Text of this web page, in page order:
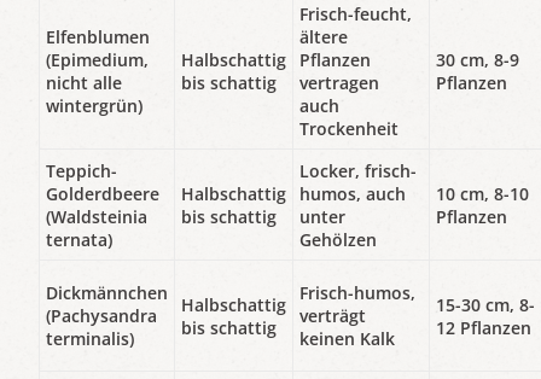
Elfenblumen
(Epimedium,
nicht alle
wintergrün)
Halbschattig
bis schattig
Frisch-feucht,
ältere
Pflanzen
vertragen
auch
Trockenheit
30 cm, 8-9
Pflanzen
Teppich-
Golderdbeere
(Waldsteinia
ternata)
Halbschattig
bis schattig
Locker, frisch-
humos, auch
unter
Gehölzen
10 cm, 8-10
Pflanzen
Dickmännchen
(Pachysandra
terminalis)
Halbschattig
bis schattig
Frisch-humos,
verträgt
keinen Kalk
15-30 cm, 8-
12 Pflanzen